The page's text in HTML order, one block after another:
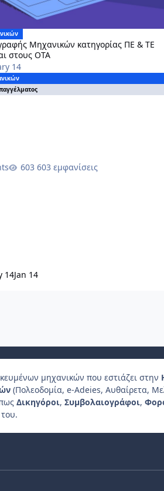
Μηχανικών κατηγορίας ΠΕ & ΤΕ
στους ΟΤΑ
14
603 εμφανίσεις
14Jan 14
μηχανικών που εστιάζει στην
(Πολεοδομία, e-Adeies, Αυθαίρετα,
Δικηγόροι, Συμβολαιογράφοι,